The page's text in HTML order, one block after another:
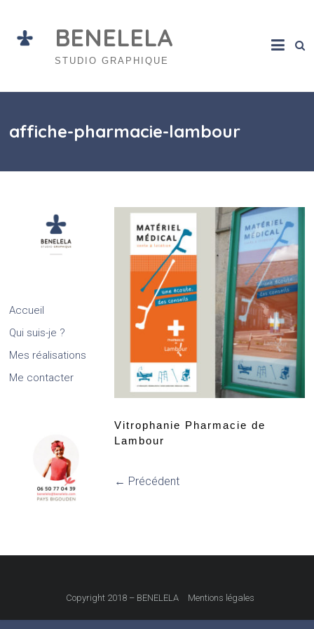
content
BENELELA
STUDIO GRAPHIQUE
affiche-pharmacie-lambour
Vitrophanie Pharmacie de
Lambour
← Précédent
Accueil
Qui suis-je ?
Mes réalisations
Me contacter
Copyright 2018 – BENELELA Mentions légales